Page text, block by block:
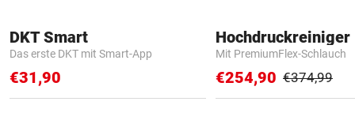
DKT Smart
Das erste DKT mit Smart-App
€31,90
Hochdruckreiniger
Mit PremiumFlex-Schlauch
€254,90 €374,99